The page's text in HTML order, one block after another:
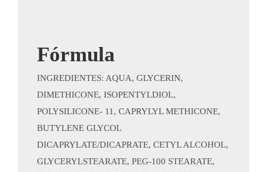
Fórmula
INGREDIENTES: AQUA, GLYCERIN,
DIMETHICONE, ISOPENTYLDIOL,
POLYSILICONE- 11, CAPRYLYL METHICONE,
BUTYLENE GLYCOL
DICAPRYLATE/DICAPRATE, CETYL ALCOHOL,
GLYCERYLSTEARATE, PEG-100 STEARATE,